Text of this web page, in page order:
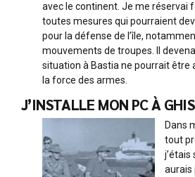
avec le continent. Je me réservai
toutes mesures qui pourraient
pour la défense de l’île,
mouvements de troupes. Il
situation à Bastia ne pourrait être
la force des armes.
J’INSTALLE MON PC À
Dans
tout
aurais